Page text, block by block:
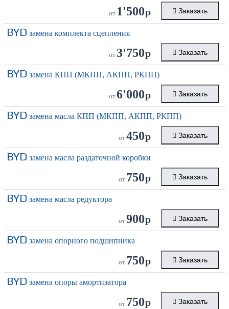
от 1'500р Заказать
BYD замена комплекта сцепления
от 3'750р Заказать
BYD замена КПП (МКПП, АКПП, РКПП)
от6'000р Заказать
BYD замена масла КПП (МКПП, АКПП, РКПП)
от450р Заказать
BYD замена масла раздаточной коробки
от 750р Заказать
BYD замена масла редуктора
от900р Заказать
BYD замена опорного подшипника
от 750р Заказать
BYD замена опоры амортизатора
от 750р Заказать